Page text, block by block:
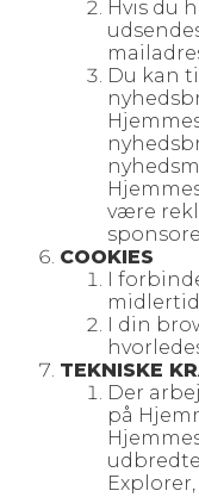
Hvis du
Du kan
være
COOKIES
I
I din
TEKNISKE
Der
på